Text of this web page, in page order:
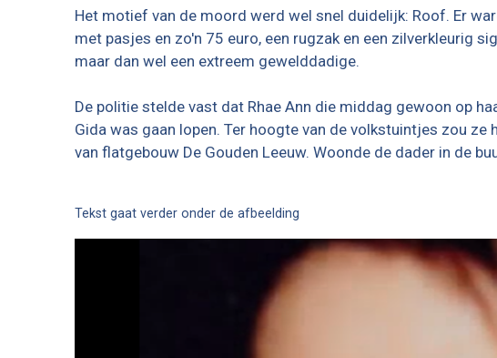
Het motief van de moord werd wel snel duidelijk: Roof. Er
met pasjes en zo'n 75 euro, een rugzak en een zilverkleurig
maar dan wel een extreem gewelddadige.
De politie stelde vast dat Rhae Ann die middag gewoon op
Gida was gaan lopen. Ter hoogte van de volkstuintjes zou
van flatgebouw De Gouden Leeuw. Woonde de dader in de
Tekst gaat verder onder de afbeelding